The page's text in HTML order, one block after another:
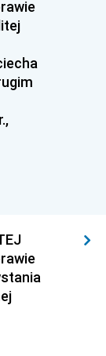
1949
1937